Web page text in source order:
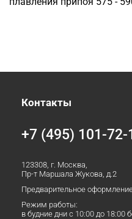
Контакты
+7 (495) 101-72-
123308, г. Москва,
Пр-т Маршала Жукова, д.2
Предварительное
Режим работы:
в будние дни с 10:00 до 18:00